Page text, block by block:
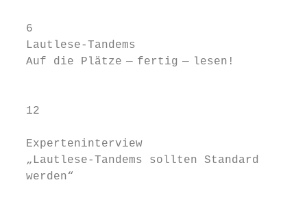
6
Lautlese-Tandems
  Auf die Plätze  —  fertig  —  lesen!
12
  Experteninterview
  „Lautlese-Tandems sollten Standard
  ­werden“